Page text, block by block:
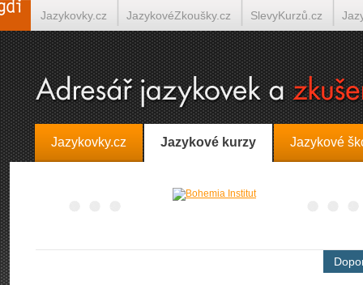
Jazykovky.cz Jazykové kurzy Jazykové
Jazykovky.cz JazykovéZkoušky.cz SlevyKurzů.cz
Španělština on-line Italština on-line Tlumočení-